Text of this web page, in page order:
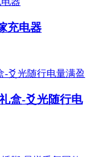
充电器
盒-爻光随行电